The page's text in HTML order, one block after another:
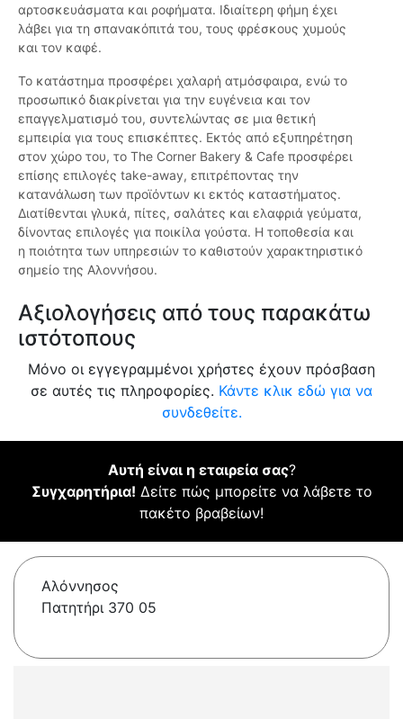
αρτοσκευάσματα και ροφήματα. Ιδιαίτερη φήμη έχει
λάβει για τη σπανακόπιτά του, τους φρέσκους χυμούς
και τον καφέ.
Το κατάστημα προσφέρει χαλαρή ατμόσφαιρα, ενώ το
προσωπικό διακρίνεται για την ευγένεια και τον
επαγγελματισμό του, συντελώντας σε μια θετική
εμπειρία για τους επισκέπτες. Εκτός από εξυπηρέτηση
στον χώρο του, το The Corner Bakery & Cafe προσφέρει
επίσης επιλογές take-away, επιτρέποντας την
κατανάλωση των προϊόντων κι εκτός καταστήματος.
Διατίθενται γλυκά, πίτες, σαλάτες και ελαφριά γεύματα,
δίνοντας επιλογές για ποικίλα γούστα. Η τοποθεσία και
η ποιότητα των υπηρεσιών το καθιστούν χαρακτηριστικό
σημείο της Αλοννήσου.
Αξιολογήσεις από τους παρακάτω
ιστότοπους
Μόνο οι εγγεγραμμένοι χρήστες έχουν πρόσβαση
σε αυτές τις πληροφορίες. Κάντε κλικ εδώ για να
συνδεθείτε.
Αυτή είναι η εταιρεία σας?
Συγχαρητήρια! Δείτε πώς μπορείτε να λάβετε το
πακέτο βραβείων!
Αλόννησος
Πατητήρι 370 05